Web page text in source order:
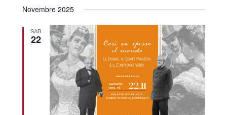
Novembre 2025
SAB
22